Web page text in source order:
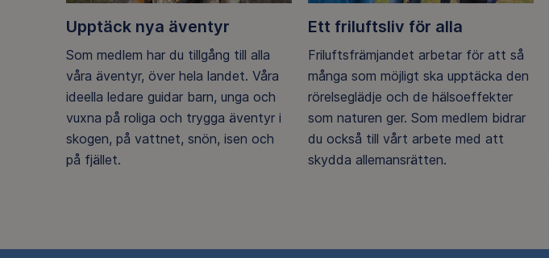
Upptäck nya äventyr
Som medlem har du tillgång till alla
våra äventyr, över hela landet. Våra
ideella ledare guidar barn, unga och
vuxna på roliga och trygga äventyr i
skogen, på vattnet, snön, isen och
på fjället.
Ett friluftsliv för alla
Friluftsfrämjandet arbetar för att så
många som möjligt ska upptäcka den
rörelseglädje och de hälsoeffekter
som naturen ger. Som medlem bidrar
du också till vårt arbete med att
skydda allemansrätten.